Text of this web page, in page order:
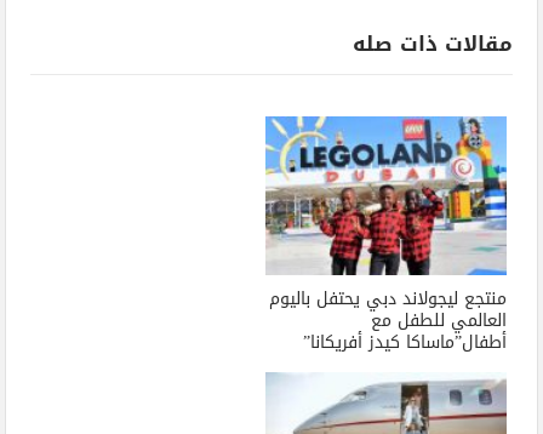
مقالات ذات صله
منتجع ليجولاند دبي يحتفل باليوم
العالمي للطفل مع
أطفال”ماساكا كيدز أفريكانا”